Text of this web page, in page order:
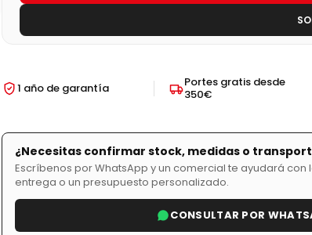
1 año de garantía
Portes gratis desde
350€
¿Necesitas confirmar stock, medidas o
Escríbenos por WhatsApp y un comercial te ayudará
entrega o un presupuesto personalizado.
CONSULTAR POR